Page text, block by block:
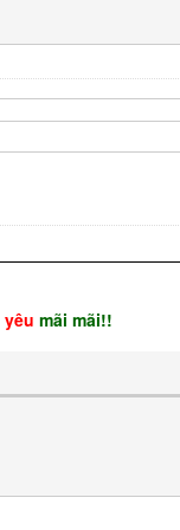
yêu mãi mãi!!